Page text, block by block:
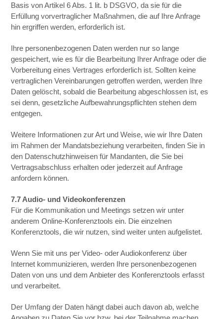
Basis von Artikel 6 Abs. 1 lit. b DSGVO, da sie für die
Erfüllung vorvertraglicher Maßnahmen, die auf Ihre Anfrage
hin ergriffen werden, erforderlich ist.
Ihre personenbezogenen Daten werden nur so lange
gespeichert, wie es für die Bearbeitung Ihrer Anfrage oder die
Vorbereitung eines Vertrages erforderlich ist. Sollten keine
vertraglichen Vereinbarungen getroffen werden, werden Ihre
Daten gelöscht, sobald die Bearbeitung abgeschlossen ist, es
sei denn, gesetzliche Aufbewahrungspflichten stehen dem
entgegen.
Weitere Informationen zur Art und Weise, wie wir Ihre Daten
im Rahmen der Mandatsbeziehung verarbeiten, finden Sie in
den Datenschutzhinweisen für Mandanten, die Sie bei
Vertragsabschluss erhalten oder jederzeit auf Anfrage
anfordern können.
7.7 Audio- und Videokonferenzen
Für die Kommunikation und Meetings setzen wir unter
anderem Online-Konferenztools ein. Die einzelnen
Konferenztools, die wir nutzen, sind weiter unten aufgelistet.
Wenn Sie mit uns per Video- oder Audiokonferenz über
Internet kommunizieren, werden Ihre personenbezogenen
Daten von uns und dem Anbieter des Konferenztools erfasst
und verarbeitet.
Der Umfang der Daten hängt dabei auch davon ab, welche